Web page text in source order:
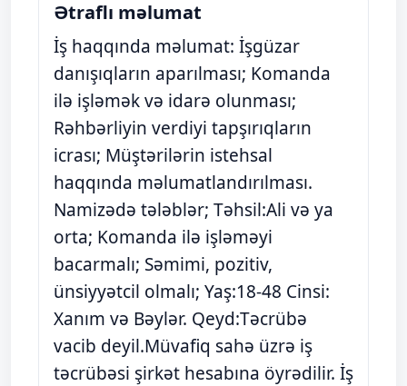
Ətraflı məlumat
İş haqqında məlumat: İşgüzar
danışıqların aparılması; Komanda
ilə işləmək və idarə olunması;
Rəhbərliyin verdiyi tapşırıqların
icrası; Müştərilərin istehsal
haqqında məlumatlandırılması.
Namizədə tələblər; Təhsil:Ali və ya
orta; Komanda ilə işləməyi
bacarmalı; Səmimi, pozitiv,
ünsiyyətcil olmalı; Yaş:18-48 Cinsi:
Xanım və Bəylər. Qeyd:Təcrübə
vacib deyil.Müvafiq sahə üzrə iş
təcrübəsi şirkət hesabına öyrədilir. İş